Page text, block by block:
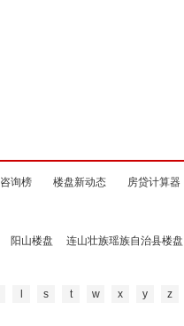
咨询榜 楼盘新动态 房贷计算器
阳山楼盘 连山壮族瑶族自治县楼盘
s t w x y z